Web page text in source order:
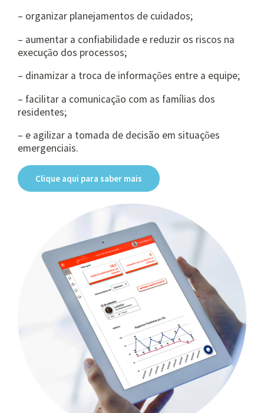
– organizar planejamentos de cuidados;
– aumentar a confiabilidade e reduzir os riscos na
execução dos processos;
– dinamizar a troca de informações entre a equipe;
– facilitar a comunicação com as famílias dos
residentes;
– e agilizar a tomada de decisão em situações
emergenciais.
Clique aqui para saber mais